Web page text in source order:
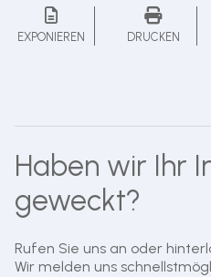
EXPONIEREN DRUCKEN
Haben wir Ihr
geweckt?
Rufen Sie uns an oder
Wir melden uns